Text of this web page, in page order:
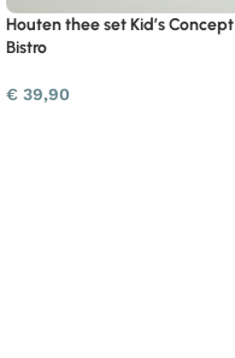
Houten thee set Kid’s Concept
Bistro
€ 39,90